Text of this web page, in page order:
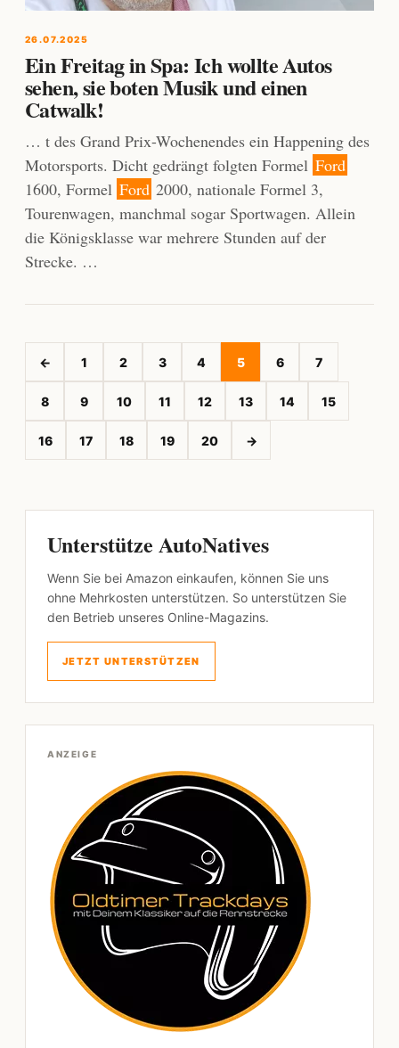
26.07.2025
Ein Freitag in Spa: Ich wollte Autos
sehen, sie boten Musik und einen
Catwalk!
… t des Grand Prix-Wochenendes ein Happening des
Motorsports. Dicht gedrängt folgten Formel Ford
1600, Formel Ford 2000, nationale Formel 3,
Tourenwagen, manchmal sogar Sportwagen. Allein
die Königsklasse war mehrere Stunden auf der
Strecke. …
← 1 2 3 4 5 6 7
8 9 10 11 12 13 14 15
16 17 18 19 20 →
Unterstütze AutoNatives
Wenn Sie bei Amazon einkaufen, können Sie uns
ohne Mehrkosten unterstützen. So unterstützen Sie
den Betrieb unseres Online-Magazins.
JETZT UNTERSTÜTZEN
ANZEIGE